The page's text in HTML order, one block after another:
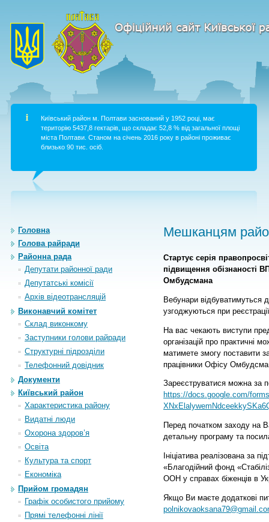
Київський район м. Полтави заснований у 1952 році, має
територію 5437,8 гектарів, що складає 52,8 % від загальної площі
міста Полтави. Станом на січень 2016 року в районі проживає
близько 90 тис. осіб.
Головна
Голова райради
Районна рада
Депутати районної ради
Депутатські комісії
Архiв вiдеотрансляцiй
Виконавчий комітет
Склад виконкому
Заступники голови райради
Структурні підрозділи
Телефонний довідник
Документи
Київський район
Характеристика району
Видатні люди
Охорона здоров’я
Освіта
Культура та спорт
Економіка
Прийом громадян
Графік особистого прийому
Прямі телефонні лінії
Мешканцям
Стартує серія
підвищення обізнаності
Омбудсмана
Вебунари відбуватимуться
узгоджуються при
На вас чекають виступи
організацій про практичні
матимете змогу поставити
працівники Офісу
Зареєструватися можна за
https://docs.google.com/
Перед початком заходу на
детальну програму та
Ініціатива реалізована за
«Благодійний фонд
ООН у справах біженців в
Якщо Ви маєте додаткові